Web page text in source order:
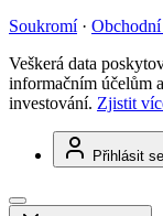
Soukromí ·
Veškerá data
informačním účelům
investování. Zjistit
Přihlásit se